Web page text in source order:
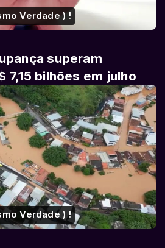
Verdade ) !
superam
7,15 bilhões em julho
Verdade ) !